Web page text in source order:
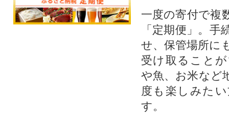
一度の寄付で複
「定期便」。
せ、保管場所に
受け取ること
や魚、お米など
度も楽しみた
す。